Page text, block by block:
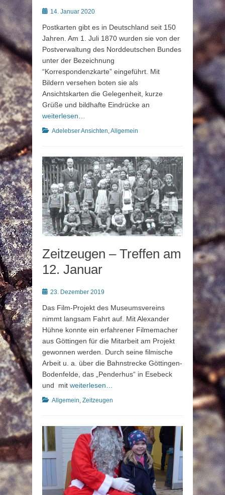
Posted14. Januar 2020
Postkarten gibt es in Deutschland seit 150
Jahren. Am 1. Juli 1870 wurden sie von der
Postverwaltung des Norddeutschen Bundes
unter der Bezeichnung
“Korrespondenzkarte” eingeführt. Mit
Bildern versehen boten sie als
Ansichtskarten die Gelegenheit, kurze
Grüße und bildhafte Eindrücke an
weiterlesen…
Kategorien
Adelebser Ansichten,Allgemein
Zeitzeugen – Treffen am
12. Januar
Posted23. Dezember 2019
Das Film-Projekt des Museumsvereins
nimmt langsam Fahrt auf. Mit Alexander
Hühne konnte ein erfahrener Filmemacher
aus Göttingen für die Mitarbeit am Projekt
gewonnen werden. Durch seine filmische
Arbeit u. a. über die Bahnstrecke Göttingen-
Bodenfelde, das „Penderhus“ in Esebeck
und mit weiterlesen…
Kategorien
Allgemein, Zeitzeugen